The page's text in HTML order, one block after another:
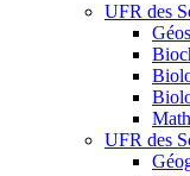
UFR des
UFR des